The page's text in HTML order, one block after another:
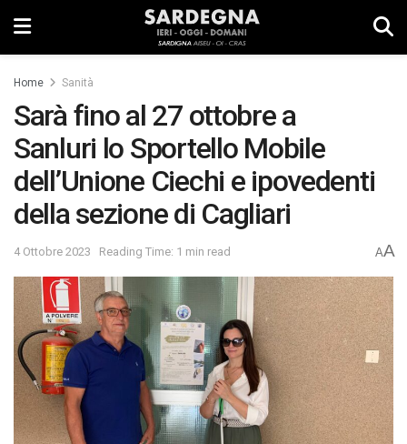
Home Sanità
Sarà fino al 27 ottobre a
Sanluri lo Sportello Mobile
dell’Unione Ciechi e ipovedenti
della sezione di Cagliari
4 Ottobre 2023 Reading Time: 1 min read AA